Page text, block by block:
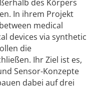
des Körpers
In ihrem Projekt
medical
devices via synthetic
die
Ihr Ziel ist es,
Sensor-Konzepte
dabei auf drei